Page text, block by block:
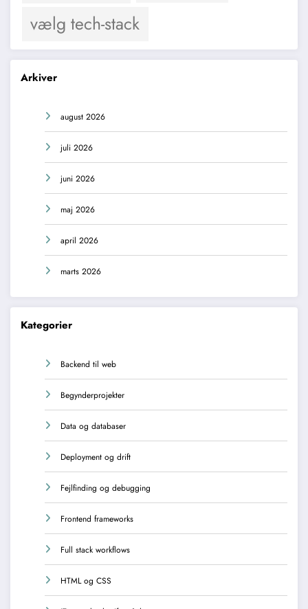
vælg tech-stack
Arkiver
august 2026
juli 2026
juni 2026
maj 2026
april 2026
marts 2026
Kategorier
Backend til web
Begynderprojekter
Data og databaser
Deployment og drift
Fejlfinding og debugging
Frontend frameworks
Full stack workflows
HTML og CSS